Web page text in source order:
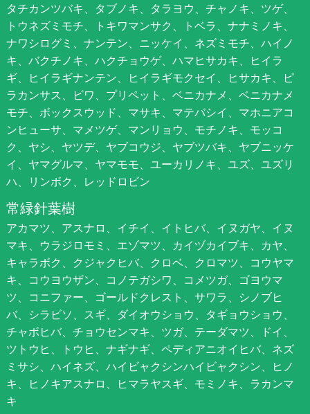
タチカンツバキ、タブノキ、タラヨウ、チャノキ、ツゲ、
トウネズミモチ、トキワマンサク、トベラ、ナナミノキ、
ナワシログミ、ナンテン、ニッケイ、ネズミモチ、ハイノ
キ、バクチノキ、ハクチョウゲ、ハマヒサカキ、ヒイラ
ギ、ヒイラギナンテン、ヒイラギモクセイ、ヒサカキ、ピ
ラカンサス、ビワ、プリペット、ベニカナメ、ベニカナメ
モチ、ボックスウッド、マサキ、マテバシイ、マホニアコ
ンヒューサ、マメツゲ、マンリョウ、モチノキ、モッコ
ク、ヤシ、ヤツデ、ヤブコウジ、ヤブツバキ、ヤブニッケ
イ、ヤマグルマ、ヤマモモ、ユーカリノキ、ユズ、ユズリ
ハ、リンボク、レッドロビン
常緑針葉樹
アカマツ、アスナロ、イチイ、イトヒバ、イヌガヤ、イヌ
マキ、ウラジロモミ、エゾマツ、カイヅカイブキ、カヤ、
キャラボク、クジャクヒバ、クロベ、クロマツ、コウヤマ
キ、コウヨウザン、コノテガシワ、コメツガ、ゴヨウマ
ツ、コニファー、ゴールドクレスト、サワラ、シノブヒ
バ、シラビソ、スギ、ダイオウショウ、タギョウショウ、
チャボヒバ、チョウセンマキ、ツガ、テーダマツ、ドイ、
ツトウヒ、トウヒ、ナギナギ、ペディアニオイヒバ、ネズ
ミサシ、ハイネズ、ハイビャクシンハイビャクシン、ヒノ
キ、ヒノキアスナロ、ヒマラヤスギ、モミノキ、ラカンマ
キ